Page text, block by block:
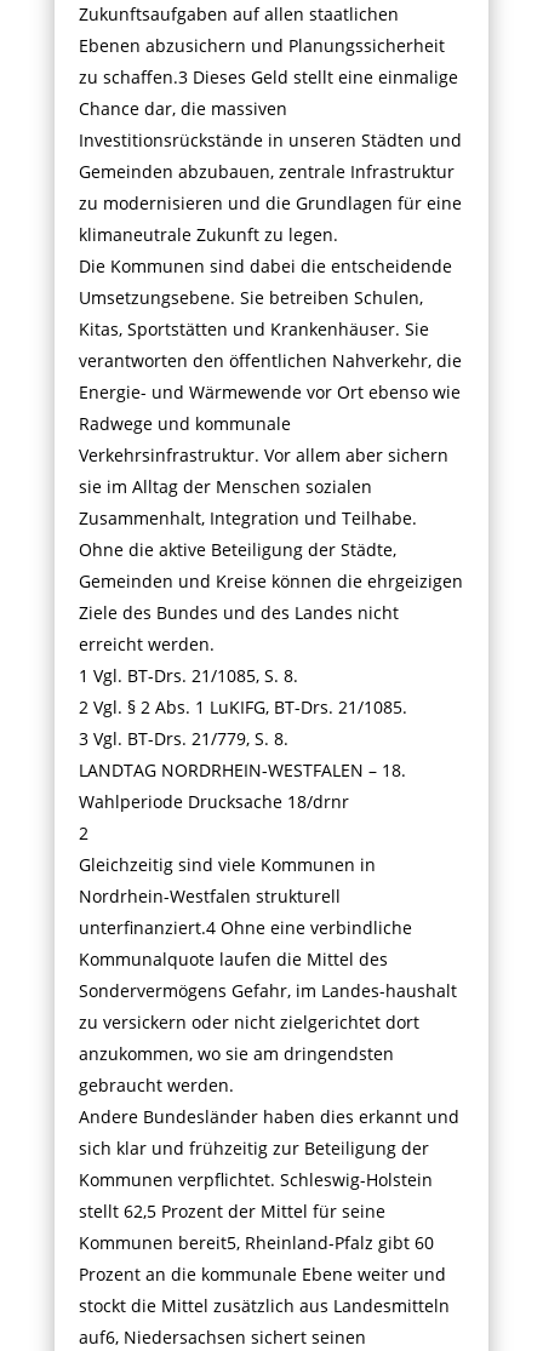
Zukunftsaufgaben auf allen staatlichen
Ebenen abzusichern und Planungssicherheit
zu schaffen.3 Dieses Geld stellt eine einmalige
Chance dar, die massiven
Investitionsrückstände in unseren Städten und
Gemeinden abzubauen, zentrale Infrastruktur
zu modernisieren und die Grundlagen für eine
klimaneutrale Zukunft zu legen.
Die Kommunen sind dabei die entscheidende
Umsetzungsebene. Sie betreiben Schulen,
Kitas, Sportstätten und Krankenhäuser. Sie
verantworten den öffentlichen Nahverkehr, die
Energie- und Wärmewende vor Ort ebenso wie
Radwege und kommunale
Verkehrsinfrastruktur. Vor allem aber sichern
sie im Alltag der Menschen sozialen
Zusammenhalt, Integration und Teilhabe.
Ohne die aktive Beteiligung der Städte,
Gemeinden und Kreise können die ehrgeizigen
Ziele des Bundes und des Landes nicht
erreicht werden.
1 Vgl. BT-Drs. 21/1085, S. 8.
2 Vgl. § 2 Abs. 1 LuKIFG, BT-Drs. 21/1085.
3 Vgl. BT-Drs. 21/779, S. 8.
LANDTAG NORDRHEIN-WESTFALEN – 18.
Wahlperiode Drucksache 18/drnr
2
Gleichzeitig sind viele Kommunen in
Nordrhein-Westfalen strukturell
unterfinanziert.4 Ohne eine verbindliche
Kommunalquote laufen die Mittel des
Sondervermögens Gefahr, im Landes-haushalt
zu versickern oder nicht zielgerichtet dort
anzukommen, wo sie am dringendsten
gebraucht werden.
Andere Bundesländer haben dies erkannt und
sich klar und frühzeitig zur Beteiligung der
Kommunen verpflichtet. Schleswig-Holstein
stellt 62,5 Prozent der Mittel für seine
Kommunen bereit5, Rheinland-Pfalz gibt 60
Prozent an die kommunale Ebene weiter und
stockt die Mittel zusätzlich aus Landesmitteln
auf6, Niedersachsen sichert seinen